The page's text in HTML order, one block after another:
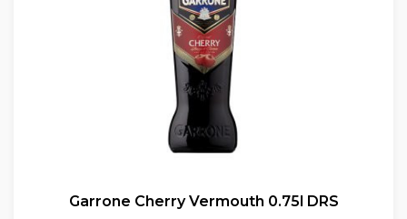
Garrone Cherry Vermouth 0.75l DRS